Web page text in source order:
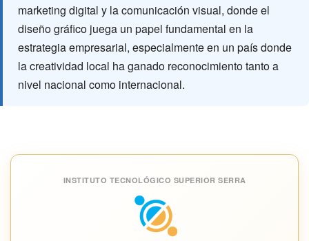
marketing digital y la comunicación visual, donde el
diseño gráfico juega un papel fundamental en la
estrategia empresarial, especialmente en un país donde
la creatividad local ha ganado reconocimiento tanto a
nivel nacional como internacional.
INSTITUTO TECNOLÓGICO SUPERIOR SERRA